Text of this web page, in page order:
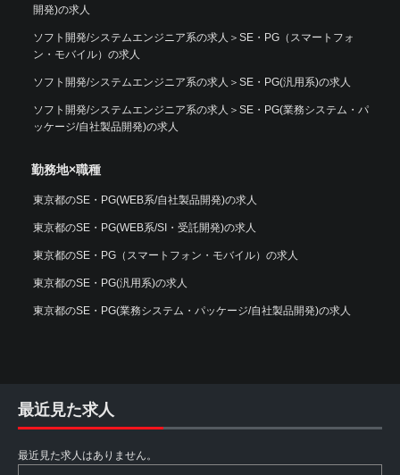
開発)の求人
ソフト開発/システムエンジニア系の求人 ＞ SE・PG（スマートフォ
ン・モバイル）の求人
ソフト開発/システムエンジニア系の求人 ＞ SE・PG(汎用系)の求人
ソフト開発/システムエンジニア系の求人 ＞ SE・PG(業務システム・パ
ッケージ/自社製品開発)の求人
勤務地×職種
東京都のSE・PG(WEB系/自社製品開発)の求人
東京都のSE・PG(WEB系/SI・受託開発)の求人
東京都のSE・PG（スマートフォン・モバイル）の求人
東京都のSE・PG(汎用系)の求人
東京都のSE・PG(業務システム・パッケージ/自社製品開発)の求人
最近見た求人
最近見た求人はありません。